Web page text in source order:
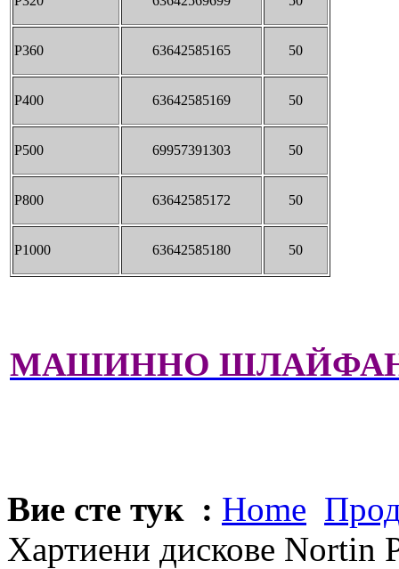
P360 63642585165 50
P400 63642585169 50
P500 69957391303 50
P800 63642585172 50
P1000 63642585180 50
МАШИННО
Вие сте тук : Home
Хартиени дискове Nortin